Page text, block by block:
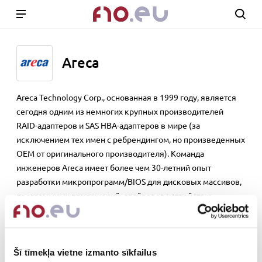
Šī tīmekļa vietne izmanto sīkfailus
Areca
Areca Technology Corp., основанная в 1999 году, является
сегодня одним из немногих крупных производителей
RAID-адаптеров и SAS HBA-адаптеров в мире (за
исключением тех имен с ребрендингом, но произведенных
OEM от оригинального производителя). Команда
инженеров Areca имеет более чем 30-летний опыт
разработки микропрограмм/BIOS для дисковых массивов,
программных приложений, драйверов устройств и
технологии ASIC. Areca полностью посвятила все свои
производительность, лучшую надежность и более низкую